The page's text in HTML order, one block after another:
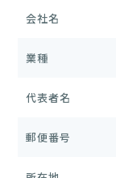
会社名
業種
代表者名
郵便番号